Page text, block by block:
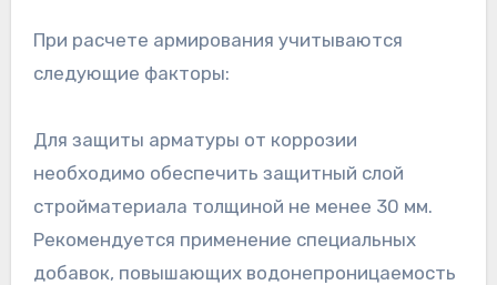
При расчете армирования учитываются
следующие факторы:
Для защиты арматуры от коррозии
необходимо обеспечить защитный слой
стройматериала толщиной не менее 30 мм.
Рекомендуется применение специальных
добавок, повышающих водонепроницаемость